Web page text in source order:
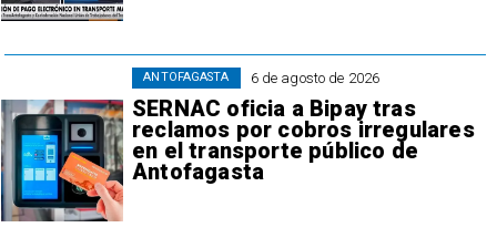
6 de agosto de 2026
SERNAC oficia a Bipay tras
reclamos por cobros irregulares
en el transporte público de
Antofagasta
ANTOFAGASTA